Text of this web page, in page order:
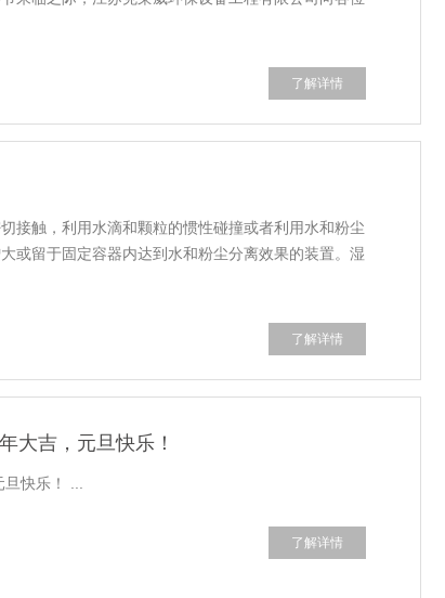
了解详情
接触，利用水滴和颗粒的惯性碰撞或者利用水和粉尘
或留于固定容器内达到水和粉尘分离效果的装置。湿
了解详情
大吉，元旦快乐！
快乐！ ...
了解详情